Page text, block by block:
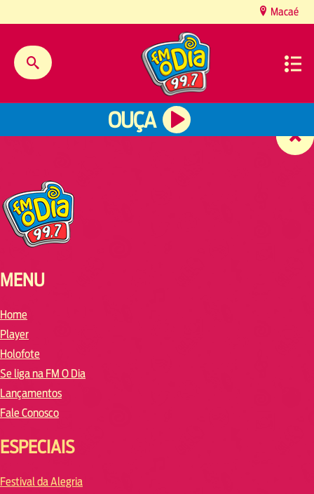
Macaé
OUÇA
MENU
Home
Player
Holofote
Se liga na FM O Dia
Lançamentos
Fale Conosco
ESPECIAIS
Festival da Alegria